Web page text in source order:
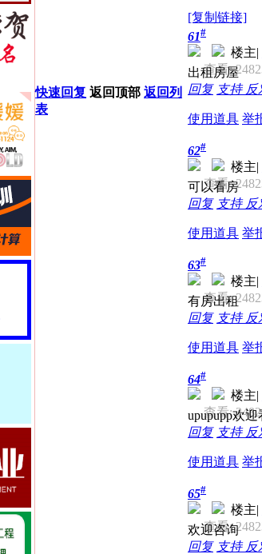
[复制链接]
61#
楼主|
查看:
出租房屋
回复 支持 反
使用道具 举
62#
楼主|
查看:
可以看房
回复 支持 反
使用道具 举
63#
楼主|
查看:
有房出租
回复 支持 反
使用道具 举
64#
楼主|
查看:
upupupp欢迎
回复 支持 反
使用道具 举
65#
楼主|
查看:
欢迎咨询
回复 支持 反
快速回复 返回顶部 返回列
表